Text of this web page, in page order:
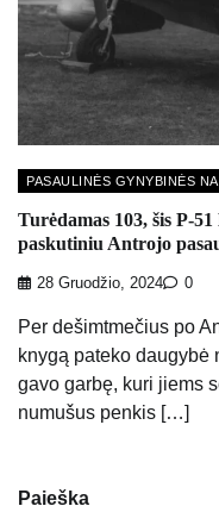
PASAULINĖS GYNYBINĖS
Turėdamas 103, šis P-
paskutiniu Antrojo
28 Gruodžio, 2024 0
Per dešimtmečius po
knygą pateko daugybė
gavo garbę, kuri jiems
numušus penkis […]
Paieška